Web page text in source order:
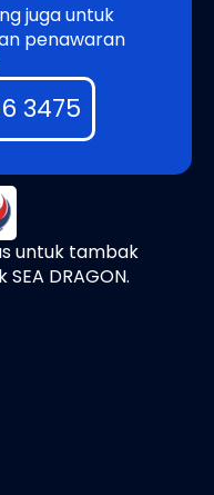
juga untuk
penawaran
3475
untuk tambak
DRAGON.